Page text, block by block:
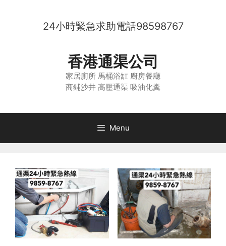
24小時緊急求助電話98598767
香港通渠公司
家居廁所 馬桶浴缸 廚房餐廳
商鋪沙井 高壓通渠 吸油化糞
Menu